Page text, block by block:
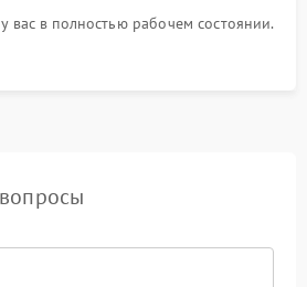
в полностью рабочем состоянии.